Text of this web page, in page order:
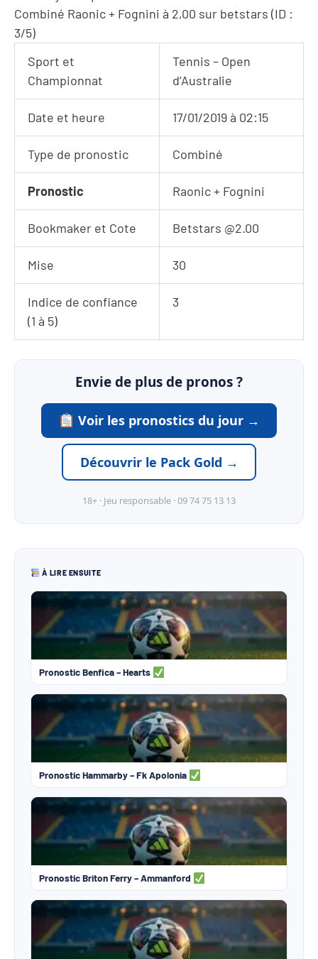
Combiné Raonic + Fognini à 2,00 sur betstars (ID :
3/5)
Sport et
Championnat
Tennis – Open
d’Australie
Date et heure 17/01/2019 à 02:15
Type de pronostic Combiné
Pronostic Raonic + Fognini
Bookmaker et Cote Betstars @2.00
Mise 30
Indice de confiance
(1 à 5)
3
Envie de plus de pronos ?
Voir les pronostics du jour →
Découvrir le Pack Gold →
18+ · Jeu responsable · 09 74 75 13 13
À LIRE ENSUITE
Pronostic Benfica – Hearts
Pronostic Hammarby – Fk Apolonia
Pronostic Briton Ferry – Ammanford